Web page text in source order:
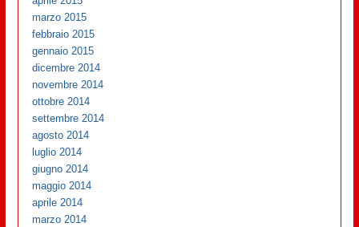
marzo 2015
febbraio 2015
gennaio 2015
dicembre 2014
novembre 2014
ottobre 2014
settembre 2014
agosto 2014
luglio 2014
giugno 2014
maggio 2014
aprile 2014
marzo 2014